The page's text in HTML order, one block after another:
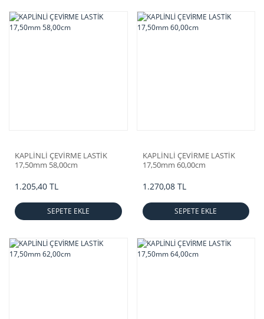
KAPLİNLİ ÇEVİRME LASTİK
17,50mm 58,00cm
1.205,40 TL
SEPETE EKLE
KAPLİNLİ ÇEVİRME LASTİK
17,50mm 60,00cm
1.270,08 TL
SEPETE EKLE